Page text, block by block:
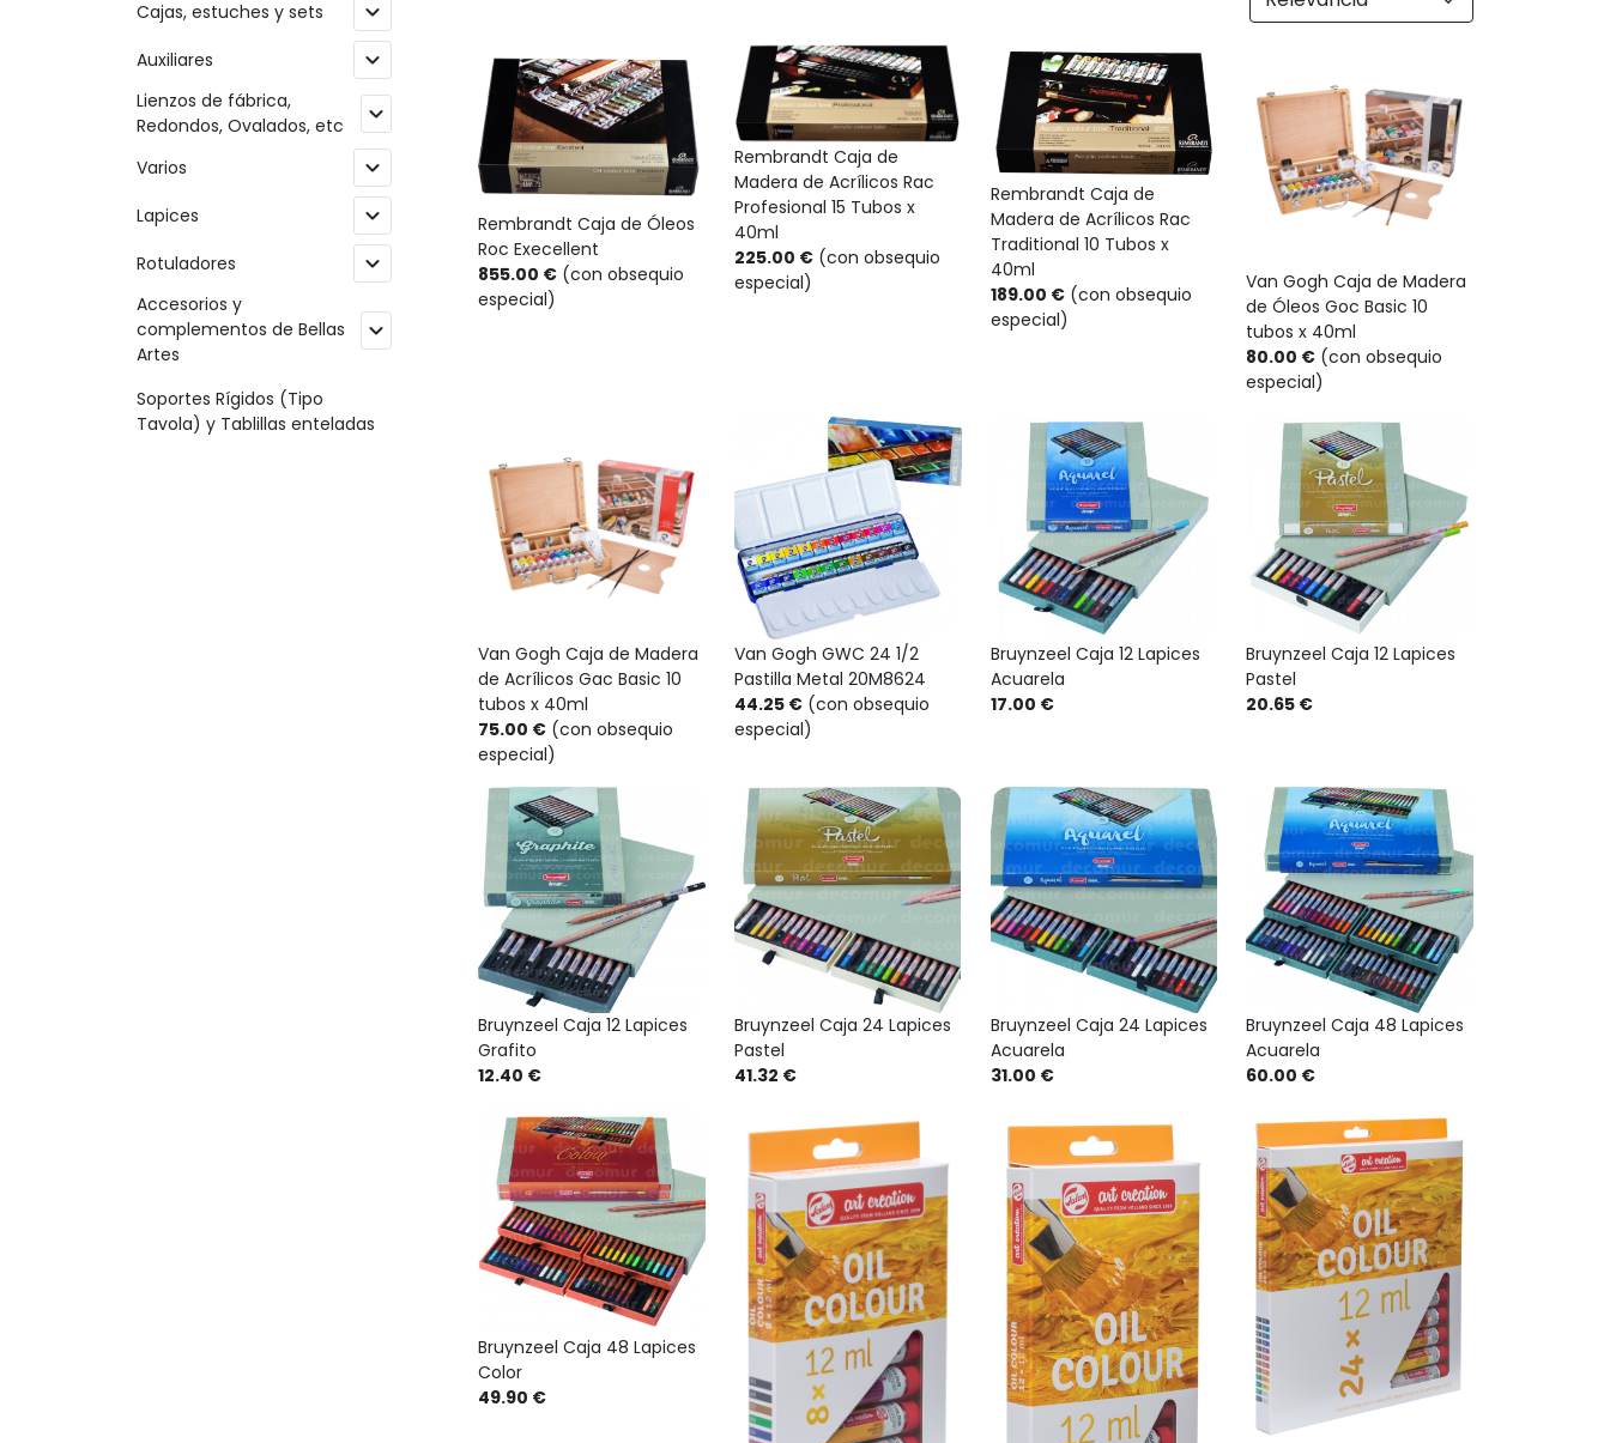
Cajas, estuches y sets expand_more
Auxiliares expand_more
Lienzos de fábrica,
Redondos, Ovalados, etc
expand_more
Varios expand_more
Lapices expand_more
Rotuladores expand_more
Accesorios y
complementos de Bellas
Artes
expand_more
Soportes Rígidos (Tipo
Tavola) y Tablillas enteladas
Rembrandt Caja de Óleos
Roc Execellent
855.00 € (con obsequio
especial)
Rembrandt Caja de
Madera de Acrílicos Rac
Profesional 15 Tubos x
40ml
225.00 €(con obsequio
especial)
Rembrandt Caja de
Madera de Acrílicos Rac
Traditional 10 Tubos x
40ml
189.00 €(con obsequio
especial)
Van Gogh Caja de Madera
de Óleos Goc Basic 10
tubos x 40ml
80.00 € (con obsequio
especial)
Van Gogh Caja de Madera
de Acrílicos Gac Basic 10
tubos x 40ml
75.00 € (con obsequio
especial)
Van Gogh GWC 24 1/2
Pastilla Metal 20M8624
44.25 €(con obsequio
especial)
Bruynzeel Caja 12 Lapices
Acuarela
17.00 €
Bruynzeel Caja 12 Lapices
Pastel
20.65 €
Bruynzeel Caja 12 Lapices
Grafito
12.40 €
Bruynzeel Caja 24 Lapices
Pastel
41.32 €
Bruynzeel Caja 24 Lapices
Acuarela
31.00 €
Bruynzeel Caja 48 Lapices
Acuarela
60.00 €
Bruynzeel Caja 48 Lapices
Color
49.90 €